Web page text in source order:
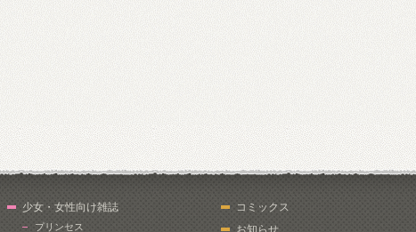
少女・女性向け雑誌
プリンセス
コミックス
お知らせ